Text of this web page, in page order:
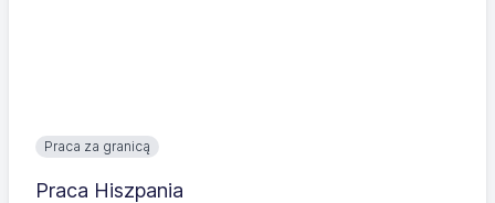
Praca za granicą
Praca Hiszpania